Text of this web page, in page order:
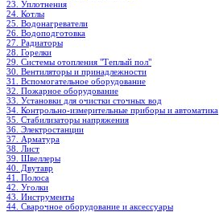
23. Уплотнения
24. Котлы
25. Водонагреватели
26. Водоподготовка
27. Радиаторы
28. Горелки
29. Системы отопления "Теплый пол"
30. Вентиляторы и принадлежности
31. Вспомогательное оборудование
32. Пожарное оборудование
33. Установки для очистки сточных вод
34. Контрольно-измерительные приборы и автоматика
35. Стабилизаторы напряжения
36. Электростанции
37. Арматура
38. Лист
39. Швеллеры
40. Двутавр
41. Полоса
42. Уголки
43. Инструменты
44. Сварочное оборудование и аксессуары